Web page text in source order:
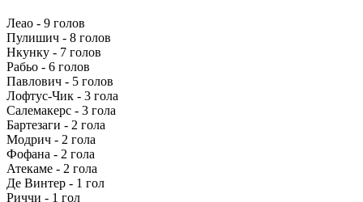
Леао - 9 голов
Пулишич - 8 голов
Нкунку - 7 голов
Рабьо - 6 голов
Павлович - 5 голов
Лофтус-Чик - 3 гола
Салемакерс - 3 гола
Бартезаги - 2 гола
Модрич - 2 гола
Фофана - 2 гола
Атекаме - 2 гола
Де Винтер - 1 гол
Риччи - 1 гол